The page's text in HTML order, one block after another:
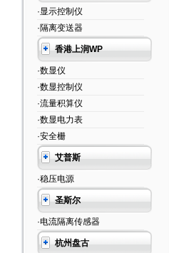
·显示控制仪
·隔离变送器
香港上润WP
·数显仪
·数显控制仪
·流量积算仪
·数显电力表
·安全栅
艾普斯
·稳压电源
圣斯尔
·电流隔离传感器
杭州盘古